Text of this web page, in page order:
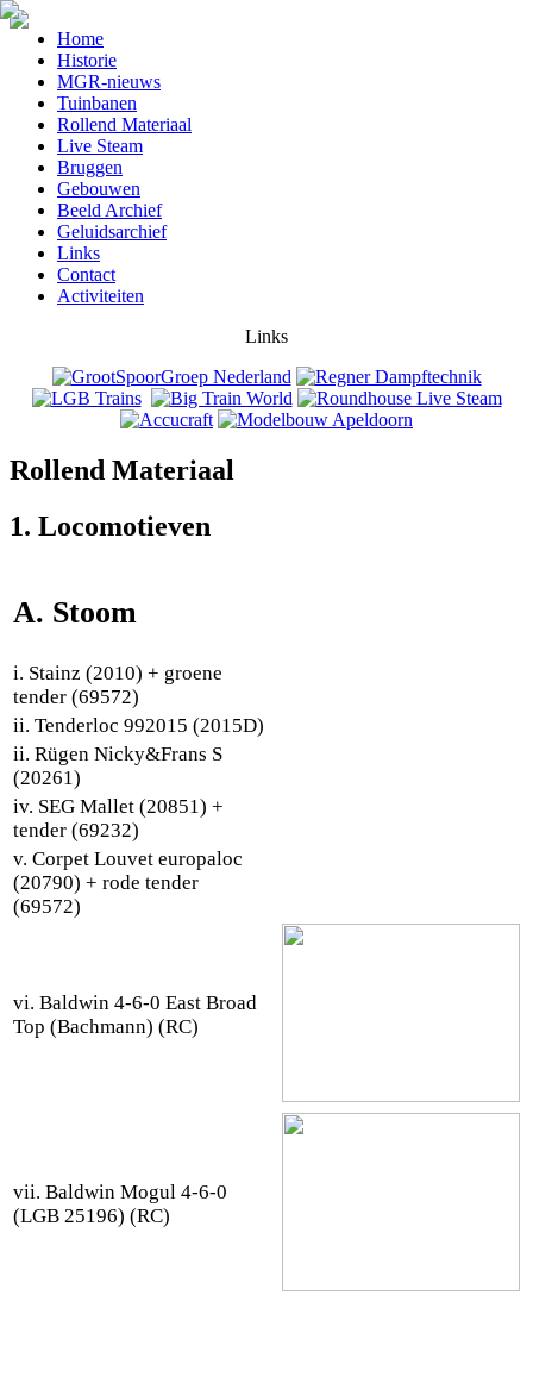
Home
Historie
MGR-nieuws
Tuinbanen
Rollend Materiaal
Live Steam
Bruggen
Gebouwen
Beeld Archief
Geluidsarchief
Links
Contact
Activiteiten
Links
Rollend Materiaal
1. Locomotieven
A. Stoom
i. Stainz (2010) + groene
tender (69572)
ii. Tenderloc 992015 (2015D)
ii. Rügen Nicky&Frans S
(20261)
iv. SEG Mallet (20851) +
tender (69232)
v. Corpet Louvet europaloc
(20790) + rode tender
(69572)
vi. Baldwin 4-6-0 East Broad
Top (Bachmann) (RC)
vii. Baldwin Mogul 4-6-0
(LGB 25196) (RC)